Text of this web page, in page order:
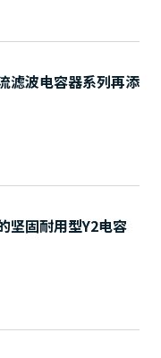
滤波电容器系列再添
坚固耐用型Y2电容